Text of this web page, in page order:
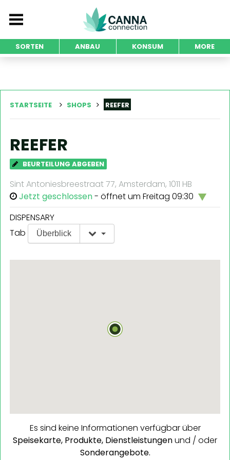
SORTEN ANBAU KONSUM MORE
STARTSEITE SHOPS REEFER
REEFER
BEURTEILUNG ABGEBEN
Sint Antoniesbreestraat 77, Amsterdam, 1011 HB
Jetzt geschlossen- öffnet um Freitag 09:30
DISPENSARY
Tab
Überblick
Es sind keine Informationen verfügbar über
Speisekarte, Produkte, Dienstleistungenund / oder
Sonderangebote.